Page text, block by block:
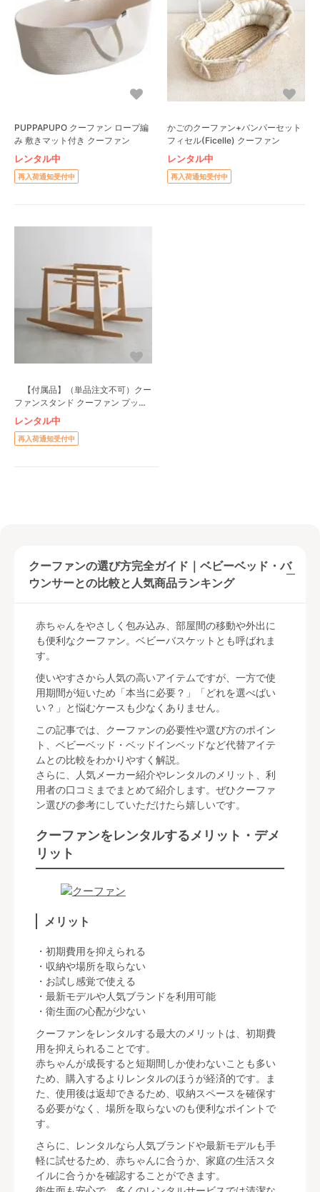
PUPPAPUPO クーファン ロープ編
み 敷きマット付き クーファン
レンタル中
再入荷通知受付中
かごのクーファン+バンパーセット
フィセル(Ficelle) クーファン
レンタル中
再入荷通知受付中
【付属品】（単品注文不可）クー
ファンスタンド クーファン プッパ
プポ(PUPPAPUPO)
レンタル中
再入荷通知受付中
クーファンの選び方完全ガイド｜ベビーベッド・バ
ウンサーとの比較と人気商品ランキング
赤ちゃんをやさしく包み込み、部屋間の移動や外出に
も便利なクーファン。ベビーバスケットとも呼ばれま
す。
使いやすさから人気の高いアイテムですが、一方で使
用期間が短いため「本当に必要？」「どれを選べばい
い？」と悩むケースも少なくありません。
この記事では、クーファンの必要性や選び方のポイン
ト、ベビーベッド・ベッドインベッドなど代替アイテ
ムとの比較をわかりやすく解説。
さらに、人気メーカー紹介やレンタルのメリット、利
用者の口コミまでまとめて紹介します。ぜひクーファ
ン選びの参考にしていただけたら嬉しいです。
クーファンをレンタルするメリット・デメ
リット
メリット
・初期費用を抑えられる
・収納や場所を取らない
・お試し感覚で使える
・最新モデルや人気ブランドを利用可能
・衛生面の心配が少ない
クーファンをレンタルする最大のメリットは、初期費
用を抑えられることです。
赤ちゃんが成長すると短期間しか使わないことも多い
ため、購入するよりレンタルのほうが経済的です。ま
た、使用後は返却できるため、収納スペースを確保す
る必要がなく、場所を取らないのも便利なポイントで
す。
さらに、レンタルなら人気ブランドや最新モデルも手
軽に試せるため、赤ちゃんに合うか、家庭の生活スタ
イルに合うかを確認することができます。